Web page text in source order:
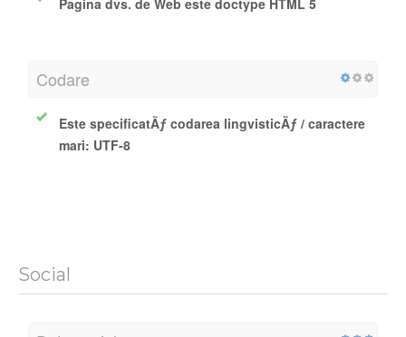
Pagina dvs. de Web este doctype HTML 5
Codare
Este specificatÄƒ codarea lingvisticÄƒ / caractere
mari: UTF-8
Social